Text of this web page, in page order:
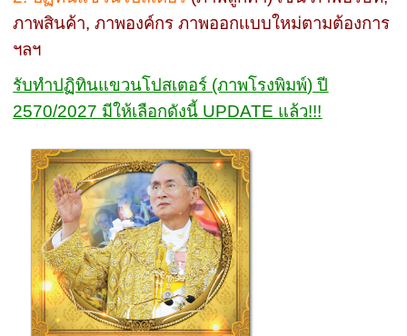
ภาพสินค้า, ภาพองค์กร ภาพออกเเบบใหม่ตามต้องการ
ฯลฯ
รับทำปฏิทินแขวนโปสเตอร์ (ภาพโรงพิมพ์) ปี
2570/2027 มีให้เลือกดังนี้ UPDATE แล้ว!!!